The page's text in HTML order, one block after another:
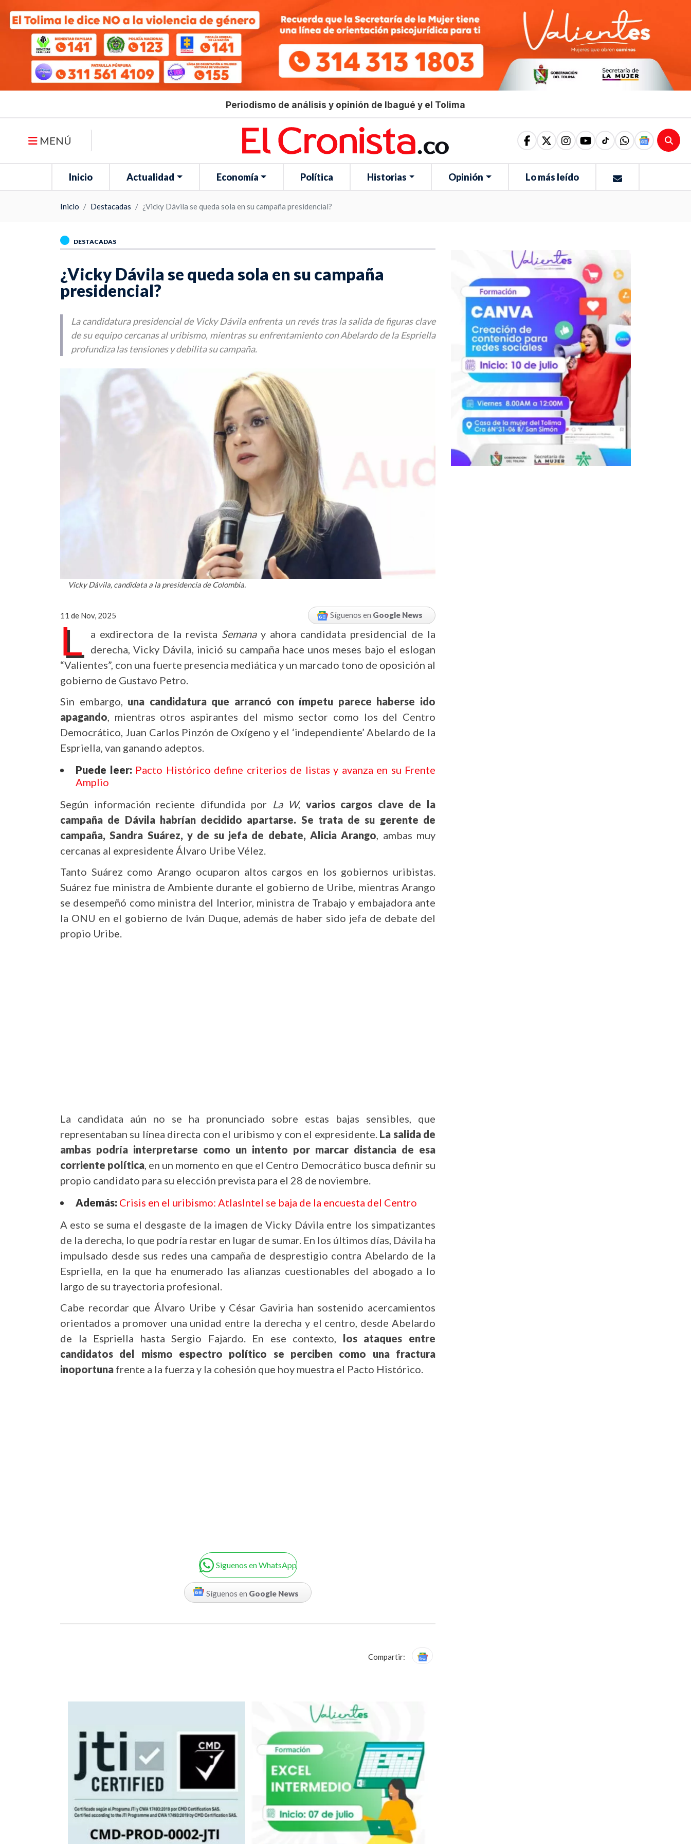
Periodismo de análisis y opinión de Ibagué y el Tolima
MENÚ
Inicio Actualidad Economía Política Historias Opinión Lo más leído
Inicio Destacadas ¿Vicky Dávila se queda sola en su campaña presidencial?
DESTACADAS
¿Vicky Dávila se queda sola en su campaña
presidencial?
La candidatura presidencial de Vicky Dávila enfrenta un revés tras la salida de figuras clave
de su equipo cercanas al uribismo, mientras su enfrentamiento con Abelardo de la Espriella
profundiza las tensiones y debilita su campaña.
Vicky Dávila, candidata a la presidencia de Colombia.
11 de Nov, 2025 Síguenos en Google News
L a exdirectora de la revista Semanay ahora candidata presidencial de la
derecha, Vicky Dávila, inició su campaña hace unos meses bajo el eslogan
“Valientes”, con una fuerte presencia mediática y un marcado tono de oposición al
gobierno de Gustavo Petro.
Sin embargo, una candidatura que arrancó con ímpetu parece haberse ido
apagando, mientras otros aspirantes del mismo sector como los del Centro
Democrático, Juan Carlos Pinzón de Oxígeno y el ‘independiente’ Abelardo de la
Espriella, van ganando adeptos.
Puede leer: Pacto Histórico define criterios de listas y avanza en su Frente
Amplio
Según información reciente difundida por La W, varios cargos clave de la
campaña de Dávila habrían decidido apartarse. Se trata de su gerente de
campaña, Sandra Suárez, y de su jefa de debate, Alicia Arango, ambas muy
cercanas al expresidente Álvaro Uribe Vélez.
Tanto Suárez como Arango ocuparon altos cargos en los gobiernos uribistas.
Suárez fue ministra de Ambiente durante el gobierno de Uribe, mientras Arango
se desempeñó como ministra del Interior, ministra de Trabajo y embajadora ante
la ONU en el gobierno de Iván Duque, además de haber sido jefa de debate del
propio Uribe.
La candidata aún no se ha pronunciado sobre estas bajas sensibles, que
representaban su línea directa con el uribismo y con el expresidente. La salida de
ambas podría interpretarse como un intento por marcar distancia de esa
corriente política, en un momento en que el Centro Democrático busca definir su
propio candidato para su elección prevista para el 28 de noviembre.
Además: Crisis en el uribismo: AtlasIntel se baja de la encuesta del Centro
A esto se suma el desgaste de la imagen de Vicky Dávila entre los simpatizantes
de la derecha, lo que podría restar en lugar de sumar. En los últimos días, Dávila ha
impulsado desde sus redes una campaña de desprestigio contra Abelardo de la
Espriella, en la que ha enumerado las alianzas cuestionables del abogado a lo
largo de su trayectoria profesional.
Cabe recordar que Álvaro Uribe y César Gaviria han sostenido acercamientos
orientados a promover una unidad entre la derecha y el centro, desde Abelardo
de la Espriella hasta Sergio Fajardo. En ese contexto, los ataques entre
candidatos del mismo espectro político se perciben como una fractura
inoportuna frente a la fuerza y la cohesión que hoy muestra el Pacto Histórico.
Siguenos en WhatsApp
Síguenos en Google News
Compartir: